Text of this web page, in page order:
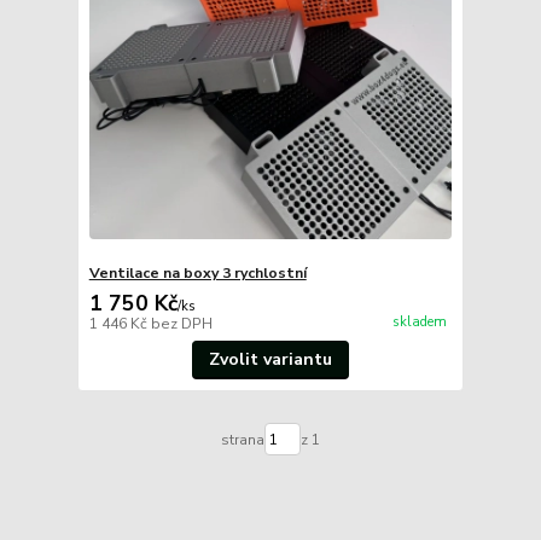
Ventilace na boxy 3 rychlostní
1 750 Kč/ks
1 446 Kč bez DPH skladem
Zvolit variantu
strana z 1